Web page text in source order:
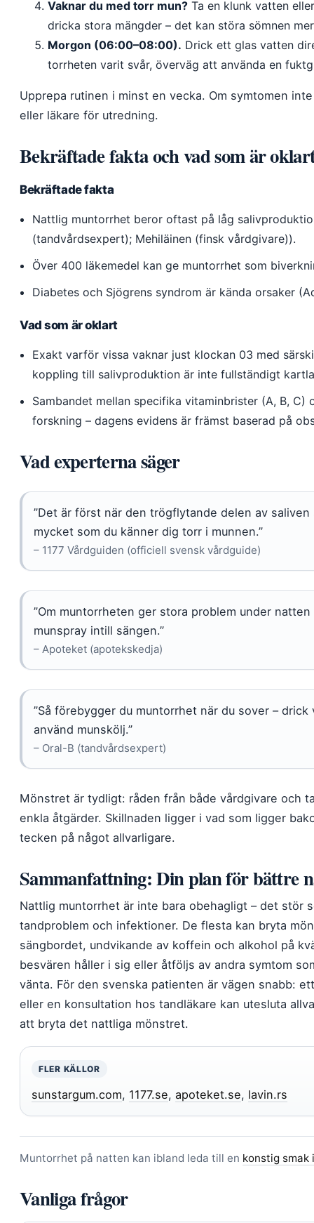
Vaknar du med torr mun? Ta en klunk vatten
dricka stora mängder – det kan störa sömnen
Morgon (06:00–08:00). Drick ett glas vatten
torrheten varit svår, överväg att använda en
Upprepa rutinen i minst en vecka. Om symtomen
eller läkare för utredning.
Bekräftade fakta och vad som är
Bekräftade fakta
Nattlig muntorrhet beror oftast på låg
(tandvårdsexpert); Mehiläinen (finsk vårdgivare)).
Över 400 läkemedel kan ge muntorrhet som
Diabetes och Sjögrens syndrom är kända orsaker
Vad som är oklart
Exakt varför vissa vaknar just klockan 03 med
koppling till salivproduktion är inte fullständigt
Sambandet mellan specifika vitaminbrister (A, B,
forskning – dagens evidens är främst baserad på
Vad experterna säger
”Det är först när den trögflytande delen av
mycket som du känner dig torr i munnen.”
– 1177 Vårdguiden (officiell svensk vårdguide)
”Om muntorrheten ger stora problem under
munspray intill sängen.”
– Apoteket (apotekskedja)
”Så förebygger du muntorrhet när du sover –
använd munskölj.”
– Oral-B (tandvårdsexpert)
Mönstret är tydligt: råden från både vårdgivare och
enkla åtgärder. Skillnaden ligger i vad som ligger
tecken på något allvarligare.
Sammanfattning: Din plan för bättre
Nattlig muntorrhet är inte bara obehagligt – det stör
tandproblem och infektioner. De flesta kan bryta
sängbordet, undvikande av koffein och alkohol på
besvären håller i sig eller åtföljs av andra symtom
vänta. För den svenska patienten är vägen snabb:
eller en konsultation hos tandläkare kan utesluta
att bryta det nattliga mönstret.
FLER KÄLLOR
sunstargum.com, 1177.se, apoteket.se, lavin.rs
Muntorrhet på natten kan ibland leda till en konstig smak
Vanliga frågor